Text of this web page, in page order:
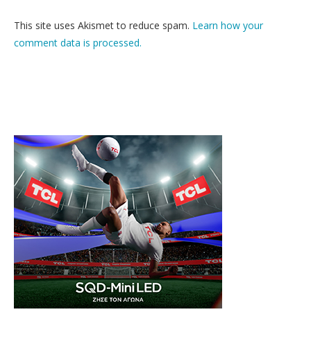
This site uses Akismet to reduce spam. Learn how your
comment data is processed.